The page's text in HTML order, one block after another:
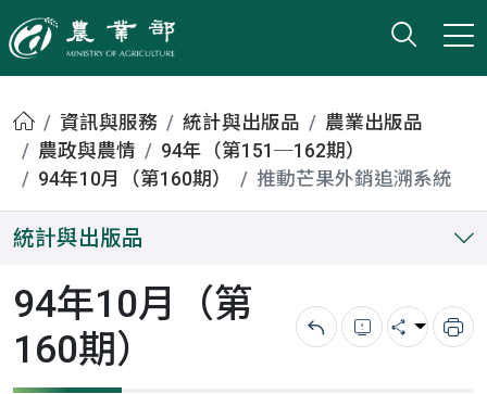
農業部
打開
小版
首頁資訊與服務 統計與出版品
農業出版品
農政與農情
94年（第151─162期）
94年10月（第160期）
推動芒果外銷追溯系統
統計與出版品
94年10月（第
160期）
回上一頁錯誤回報
分享 列